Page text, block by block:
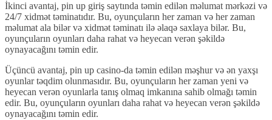
İkinci avantaj, pin up giriş saytında təmin edilən məlumat mərkəzi və
24/7 xidmət təminatıdır. Bu, oyunçuların her zaman və her zaman
məlumat ala bilər və xidmət təminatı ilə əlaqə saxlaya bilər. Bu,
oyunçuların oyunları daha rahat və heyecan verən şəkildə
oynayacağını təmin edir.
Üçüncü avantaj, pin up casino-da təmin edilən məşhur və ən yaxşı
oyunlar təqdim olunmasıdır. Bu, oyunçuların her zaman yeni və
heyecan verən oyunlarla tanış olmaq imkanına sahib olmağı təmin
edir. Bu, oyunçuların oyunları daha rahat və heyecan verən şəkildə
oynayacağını təmin edir.